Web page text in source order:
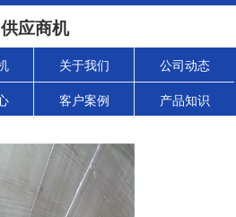
供应商机
关于我们 公司动态
客户案例 产品知识